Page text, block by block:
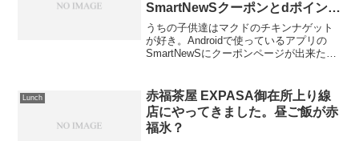
SmartNewSクーポンとdポイント
でナゲット祭だ～！ #みんナゲ
ット
うちの子供達はマクドのチキンナゲット
が好き。Androidで使っているアプリの
SmartNewSにクーポンページが出来たん
得なクーポンを毎日配信！ナゲット10...
Lunch
赤福茶屋 EXPASA御在所上り線
店にやってきました。昼ご飯が赤
福氷？